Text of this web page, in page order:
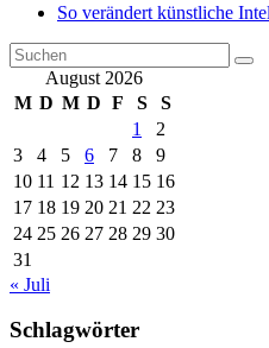
So verändert künstliche
August 2026
M D M D F S
S
1
2
3
4 5 6 7 8
9
10 11 12 13 14 15 16
17 18 19 20 21 22 23
24 25 26 27 28 29 30
31
« Juli
Schlagwörter